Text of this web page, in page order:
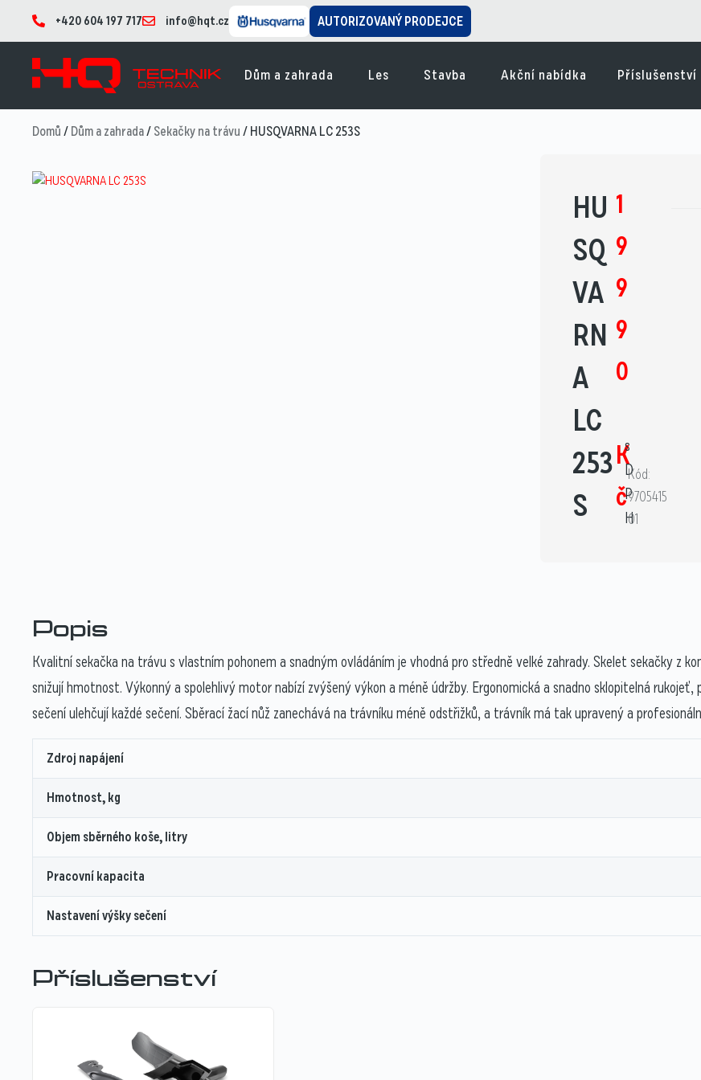
+420 604 197 717 info@hqt.cz AUTORIZOVANÝ PRODEJCE
Dům a zahrada Les Stavba Akční nabídka Příslušenství
Domů/Dům a zahrada/Sekačky na trávu/ HUSQVARNA LC 253S
HU
SQ
VA
RN
A
LC
253
S
1
9
9
9
0
K
č
s
D
P
H
Kód:
9705415
01
Popis
Kvalitní sekačka na trávu s vlastním pohonem a snadným ovládáním je vhodná pro středně velké zahrady. Skelet sekačky z
snižují hmotnost. Výkonný a spolehlivý motor nabízí zvýšený výkon a méně údržby. Ergonomická a snadno sklopitelná
sečení ulehčují každé sečení. Sběrací žací nůž zanechává na trávníku méně odstřižků, a trávník má tak upravený a
Zdroj napájení
Hmotnost, kg
Objem sběrného koše, litry
Pracovní kapacita
Nastavení výšky sečení
Příslušenství